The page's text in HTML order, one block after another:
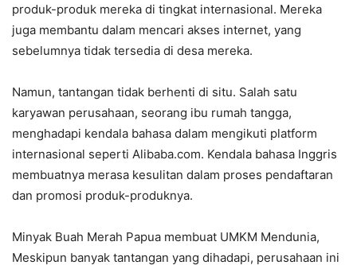
produk-produk mereka di tingkat internasional. Mereka
juga membantu dalam mencari akses internet, yang
sebelumnya tidak tersedia di desa mereka.
Namun, tantangan tidak berhenti di situ. Salah satu
karyawan perusahaan, seorang ibu rumah tangga,
menghadapi kendala bahasa dalam mengikuti platform
internasional seperti Alibaba.com. Kendala bahasa Inggris
membuatnya merasa kesulitan dalam proses pendaftaran
dan promosi produk-produknya.
Minyak Buah Merah Papua membuat UMKM Mendunia,
Meskipun banyak tantangan yang dihadapi, perusahaan ini